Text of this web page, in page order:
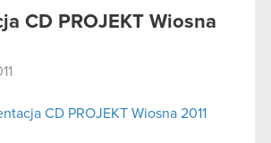
CD PROJEKT Wiosna
CD PROJEKT Wiosna 2011